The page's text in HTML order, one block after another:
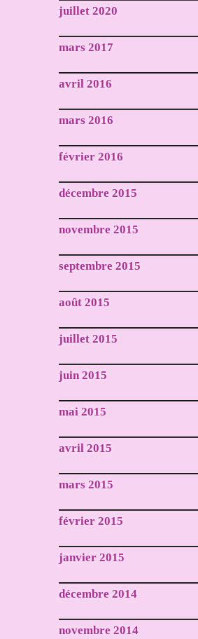
juillet 2020
mars 2017
avril 2016
mars 2016
février 2016
décembre 2015
novembre 2015
septembre 2015
août 2015
juillet 2015
juin 2015
mai 2015
avril 2015
mars 2015
février 2015
janvier 2015
décembre 2014
novembre 2014